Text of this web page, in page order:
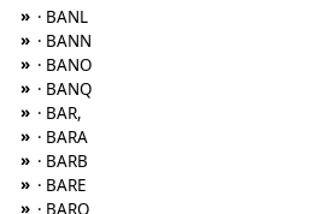
» · BANL
» · BANN
» · BANO
» · BANQ
» · BAR,
» · BARA
» · BARB
» · BARE
» · BARO